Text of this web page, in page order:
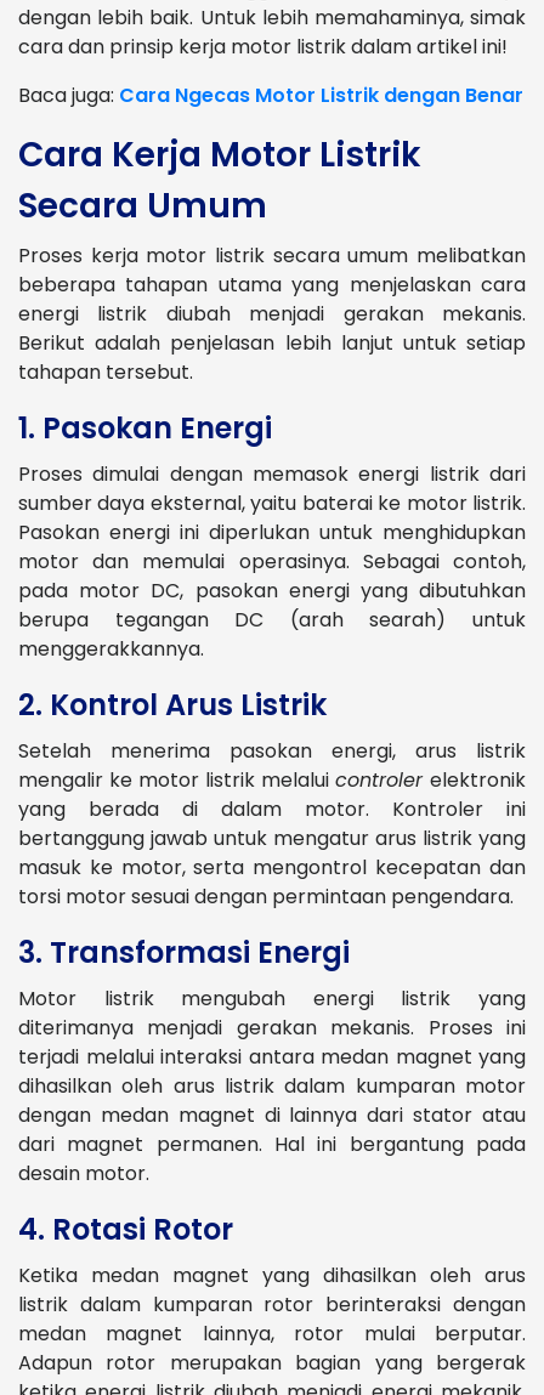
dengan lebih baik. Untuk lebih memahaminya, simak
cara dan prinsip kerja motor listrik dalam artikel ini!
Baca juga: Cara Ngecas Motor Listrik dengan Benar
Cara Kerja Motor Listrik
Secara Umum
Proses kerja motor listrik secara umum melibatkan
beberapa tahapan utama yang menjelaskan cara
energi listrik diubah menjadi gerakan mekanis.
Berikut adalah penjelasan lebih lanjut untuk setiap
tahapan tersebut.
1. Pasokan Energi
Proses dimulai dengan memasok energi listrik dari
sumber daya eksternal, yaitu baterai ke motor listrik.
Pasokan energi ini diperlukan untuk menghidupkan
motor dan memulai operasinya. Sebagai contoh,
pada motor DC, pasokan energi yang dibutuhkan
berupa tegangan DC (arah searah) untuk
menggerakkannya.
2. Kontrol Arus Listrik
Setelah menerima pasokan energi, arus listrik
mengalir ke motor listrik melalui controler elektronik
yang berada di dalam motor. Kontroler ini
bertanggung jawab untuk mengatur arus listrik yang
masuk ke motor, serta mengontrol kecepatan dan
torsi motor sesuai dengan permintaan pengendara.
3. Transformasi Energi
Motor listrik mengubah energi listrik yang
diterimanya menjadi gerakan mekanis. Proses ini
terjadi melalui interaksi antara medan magnet yang
dihasilkan oleh arus listrik dalam kumparan motor
dengan medan magnet di lainnya dari stator atau
dari magnet permanen. Hal ini bergantung pada
desain motor.
4. Rotasi Rotor
Ketika medan magnet yang dihasilkan oleh arus
listrik dalam kumparan rotor berinteraksi dengan
medan magnet lainnya, rotor mulai berputar.
Adapun rotor merupakan bagian yang bergerak